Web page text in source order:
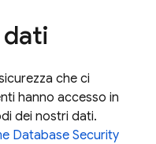
che ci
hanno accesso in
dei nostri dati.
DatabaseSecurity